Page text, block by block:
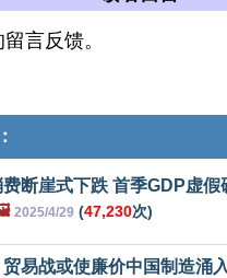
言反馈。
断崖式下跌 首季GDP虚假
2025/4/29 (47,230次)
易战或使廉价中国制造涌